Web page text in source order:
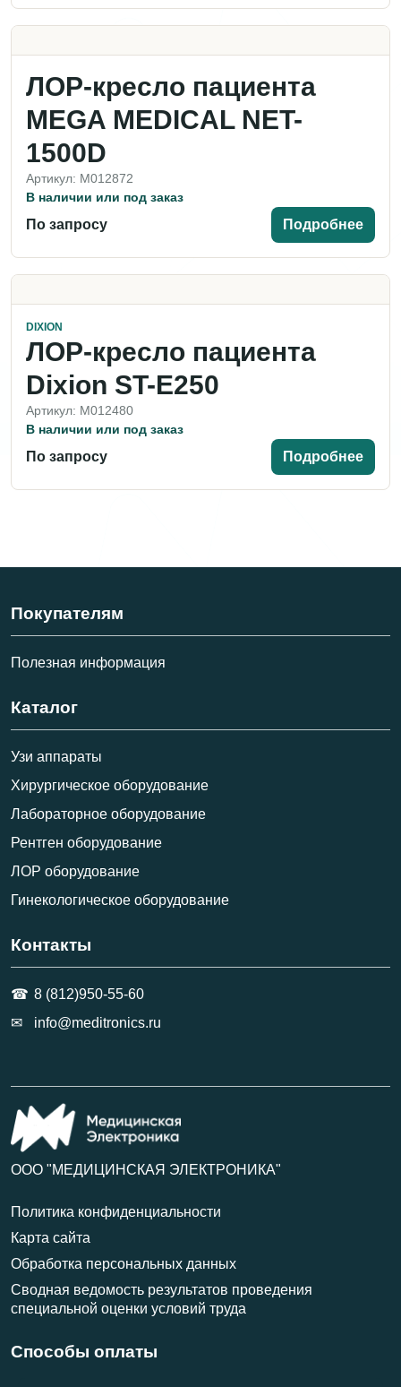
ЛОР-кресло пациента
MEGA MEDICAL NET-
1500D
Артикул: M012872
В наличии или под заказ
По запросу Подробнее
DIXION
ЛОР-кресло пациента
Dixion ST-E250
Артикул: M012480
В наличии или под заказ
По запросу Подробнее
Покупателям
Полезная информация
Каталог
Узи аппараты
Хирургическое оборудование
Лабораторное оборудование
Рентген оборудование
ЛОР оборудование
Гинекологическое оборудование
Контакты
8 (812)950-55-60
info@meditronics.ru
ООО "МЕДИЦИНСКАЯ ЭЛЕКТРОНИКА"
Политика конфиденциальности
Карта сайта
Обработка персональных данных
Сводная ведомость результатов проведения
специальной оценки условий труда
Способы оплаты